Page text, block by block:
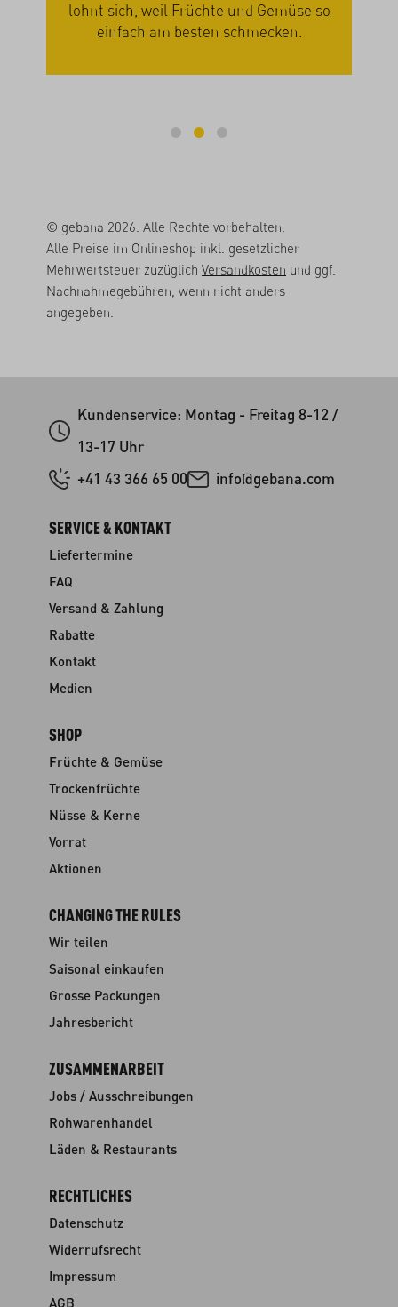
lohnt sich, weil Früchte und Gemüse so
einfach am besten schmecken.
© gebana 2026. Alle Rechte vorbehalten.
Alle Preise im Onlineshop inkl. gesetzlicher
Mehrwertsteuer zuzüglich Versandkosten und ggf.
Nachnahmegebühren, wenn nicht anders
angegeben.
Kundenservice: Montag - Freitag 8-12 /
13-17 Uhr
+41 43 366 65 00
info@gebana.com
SERVICE & KONTAKT
Liefertermine
FAQ
Versand & Zahlung
Rabatte
Kontakt
Medien
SHOP
Früchte & Gemüse
Trockenfrüchte
Nüsse & Kerne
Vorrat
Aktionen
CHANGING THE RULES
Wir teilen
Saisonal einkaufen
Grosse Packungen
Jahresbericht
ZUSAMMENARBEIT
Jobs / Ausschreibungen
Rohwarenhandel
Läden & Restaurants
RECHTLICHES
Datenschutz
Widerrufsrecht
Impressum
AGB